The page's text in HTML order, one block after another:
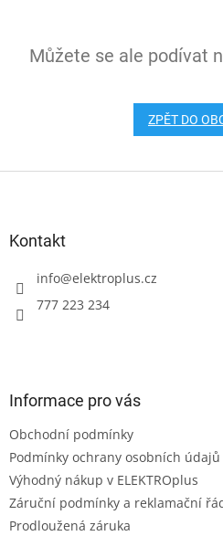
Můžete se ale podívat
ZPĚT DO
Kontakt
info@elektroplus.cz
777 223 234
Informace pro vás
Obchodní podmínky
Podmínky ochrany osobních údajů
Výhodný nákup v ELEKTROplus
Záruční podmínky a reklamační
Prodloužená záruka